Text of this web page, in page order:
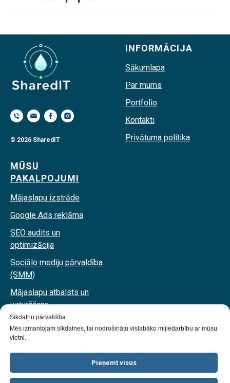
Sīkdatņu pārvaldība
Mēs izmantojam sīkdatnes, lai nodrošinātu vislabāko mijiedarbību ar mūsu
vietni.
Pieņemt visus
© 2026 SharedIT
INFORMĀCIJA
Sākumlapa
Par mums
Portfolio
Kontakti
Privātuma politika
MŪSU
PAKALPOJUMI
Mājaslapu izstrāde
Google Ads reklāma
SEO audits un
optimizācija
Sociālo mediju pārvaldība
(SMM)
Mājaslapu atbalsts un
uzturēšana
IT konsultācijas
SharedIT
. Visas tiesības aizsargātas
2026. gadā.